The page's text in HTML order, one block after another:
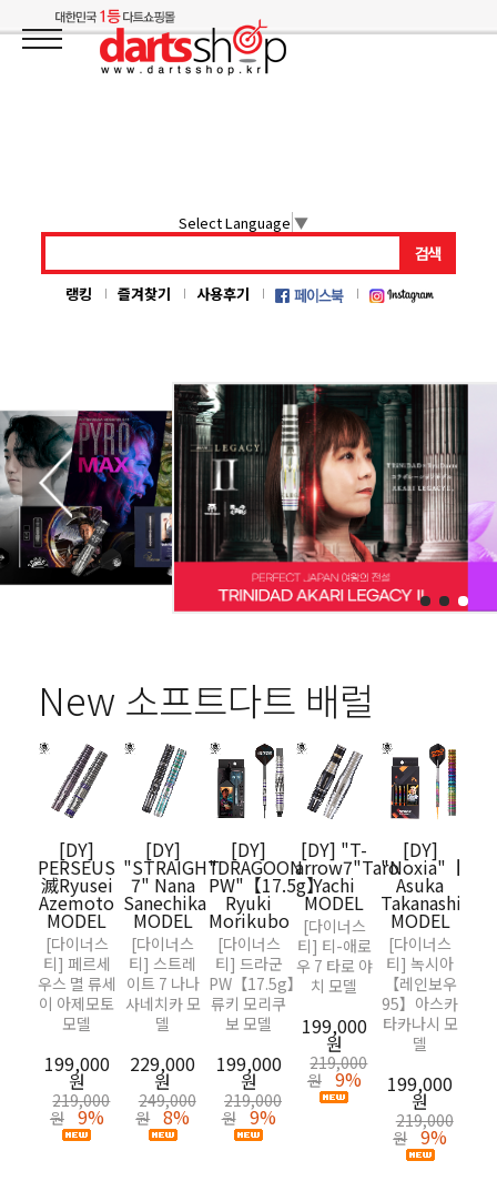
Select Language ▼
랭킹 즐겨찾기 사용후기
New 소프트다트 배럴
[DY]
PERSEUS
滅Ryusei
Azemoto
MODEL
[다이너스
티] 페르세
우스 멸 류세
이 아제모토
모델
199,000
원
219,000
원
9%
[DY]
"STRAIGHT
7" Nana
Sanechika
MODEL
[다이너스
티] 스트레
이트 7 나나
사네치카 모
델
229,000
원
249,000
원 8%
[DY]
"DRAGOON
PW"【17.5g】
Ryuki
Morikubo
[다이너스
티] 드라군
PW【17.5g】
류키 모리쿠
보 모델
199,000
원
219,000
원
9%
[DY] "T-
arrow7"Taro
Yachi
MODEL
[다이너스
티] 티-애로
우 7 타로 야
치 모델
199,000
원
219,000
원
9%
[DY]
"Noxia"【
Asuka
Takanashi
MODEL
[다이너스
티] 녹시아
【레인보우
95】아스카
타카나시 모
델
199,000
원
219,000
원 9%